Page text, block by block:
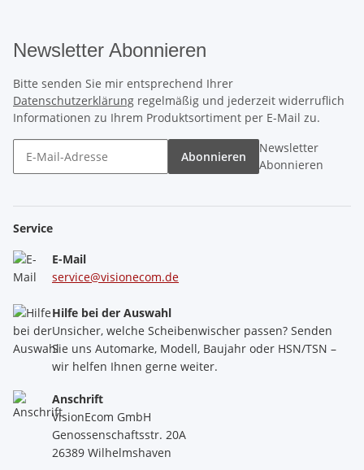
Newsletter Abonnieren
Bitte senden Sie mir entsprechend Ihrer
Datenschutzerklärung regelmäßig und jederzeit widerruflich
Informationen zu Ihrem Produktsortiment per E-Mail zu.
Abonnieren
Newsletter
Abonnieren
Service
E-Mail
service@visionecom.de
Hilfe bei der Auswahl
Unsicher, welche Scheibenwischer passen? Senden
Sie uns Automarke, Modell, Baujahr oder HSN/TSN –
wir helfen Ihnen gerne weiter.
Anschrift
VisionEcom GmbH
Genossenschaftsstr. 20A
26389 Wilhelmshaven